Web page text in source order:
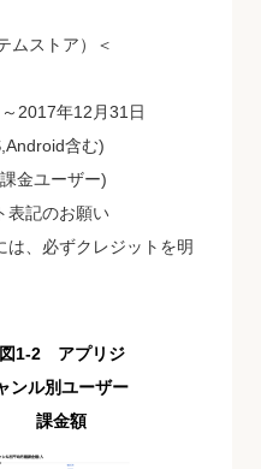
ムストア）＜
2017年12月31日
含む)
金ユーザー)
表記のお願い
、必ずクレジットを明
図1-2 アプリジ
ンル別ユーザー
課金額